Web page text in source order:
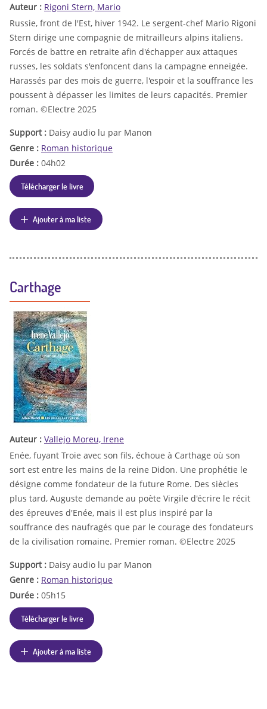
Auteur : Rigoni Stern, Mario
Russie, front de l'Est, hiver 1942. Le sergent-chef Mario Rigoni
Stern dirige une compagnie de mitrailleurs alpins italiens.
Forcés de battre en retraite afin d'échapper aux attaques
russes, les soldats s'enfoncent dans la campagne enneigée.
Harassés par des mois de guerre, l'espoir et la souffrance les
poussent à dépasser les limites de leurs capacités. Premier
roman. ©Electre 2025
Support : Daisy audio lu par Manon
Genre : Roman historique
Durée : 04h02
Télécharger le livre
Ajouter à ma liste
Carthage
Auteur : Vallejo Moreu, Irene
Enée, fuyant Troie avec son fils, échoue à Carthage où son
sort est entre les mains de la reine Didon. Une prophétie le
désigne comme fondateur de la future Rome. Des siècles
plus tard, Auguste demande au poète Virgile d'écrire le récit
des épreuves d'Enée, mais il est plus inspiré par la
souffrance des naufragés que par le courage des fondateurs
de la civilisation romaine. Premier roman. ©Electre 2025
Support : Daisy audio lu par Manon
Genre : Roman historique
Durée : 05h15
Télécharger le livre
Ajouter à ma liste